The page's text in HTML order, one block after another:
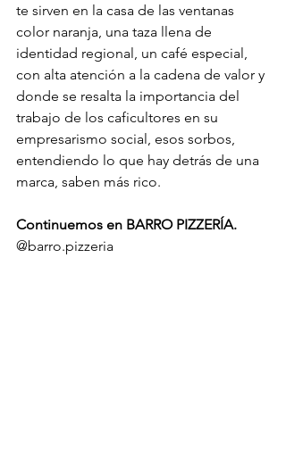
te sirven en la casa de las ventanas
color naranja, una taza llena de
identidad regional, un café especial,
con alta atención a la cadena de valor y
donde se resalta la importancia del
trabajo de los caficultores en su
empresarismo social, esos sorbos,
entendiendo lo que hay detrás de una
marca, saben más rico.
Continuemos en BARRO PIZZERÍA.
@barro.pizzeria